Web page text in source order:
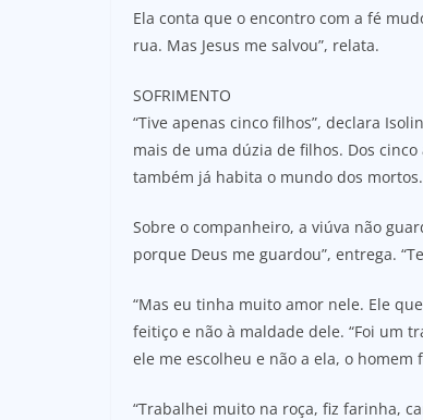
Ela conta que o encontro com a fé
rua. Mas Jesus me salvou”, relata.
SOFRIMENTO
“Tive apenas cinco filhos”, declara
mais de uma dúzia de filhos. Dos
também já habita o mundo dos mortos.
Sobre o companheiro, a viúva não
porque Deus me guardou”, entrega.
“Mas eu tinha muito amor nele. Ele
feitiço e não à maldade dele. “Foi um
ele me escolheu e não a ela, o
“Trabalhei muito na roça, fiz farinha,